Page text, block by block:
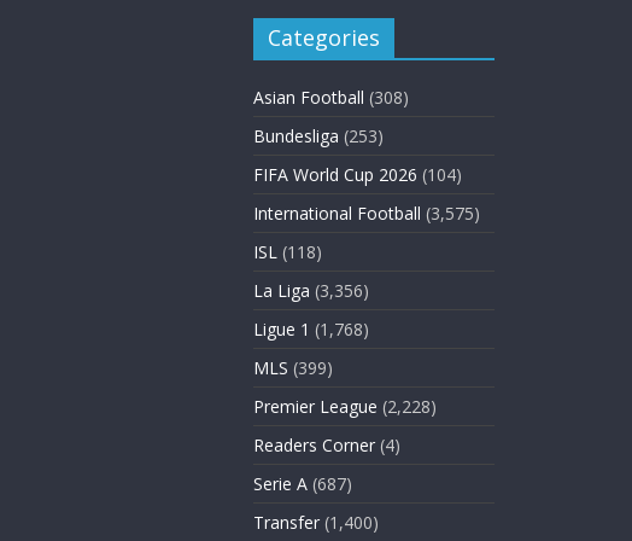
Categories
Asian Football (308)
Bundesliga (253)
FIFA World Cup 2026 (104)
International Football (3,575)
ISL (118)
La Liga (3,356)
Ligue 1 (1,768)
MLS (399)
Premier League (2,228)
Readers Corner (4)
Serie A (687)
Transfer (1,400)